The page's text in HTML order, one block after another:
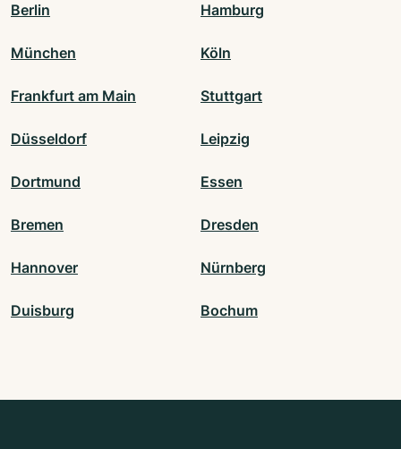
Berlin Hamburg
München Köln
Frankfurt am Main Stuttgart
Düsseldorf Leipzig
Dortmund Essen
Bremen Dresden
Hannover Nürnberg
Duisburg Bochum